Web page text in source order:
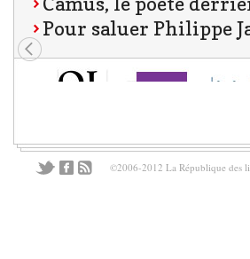
Pour saluer Philippe
©2006-2012 La République des